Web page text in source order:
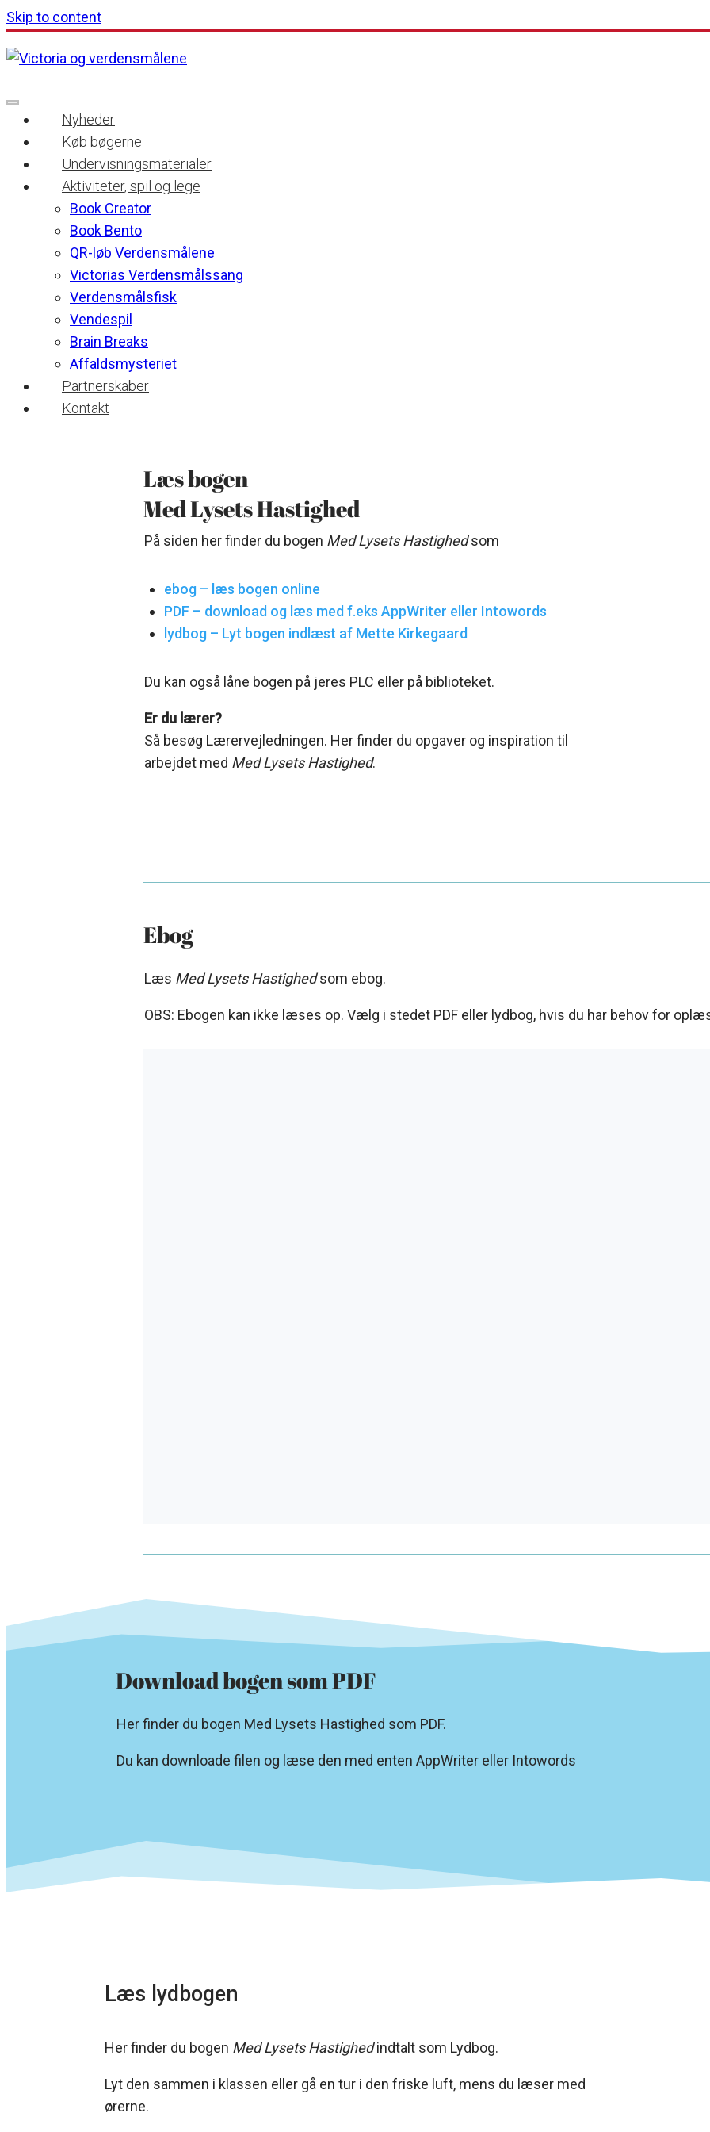
Skip to content
Nyheder
Køb bøgerne
Undervisningsmaterialer
Aktiviteter, spil og lege
Book Creator
Book Bento
QR-løb Verdensmålene
Victorias Verdensmålssang
Verdensmålsfisk
Vendespil
Brain Breaks
Affaldsmysteriet
Partnerskaber
Kontakt
Læs bogen
Med Lysets Hastighed
På siden her finder du bogen Med Lysets Hastighedsom
ebog – læs bogen online
PDF – download og læs med f.eks AppWriter eller Intowords
lydbog – Lyt bogen indlæst af Mette Kirkegaard
Du kan også låne bogen på jeres PLC eller på biblioteket.
Er du lærer?
Så besøg Lærervejledningen. Her finder du opgaver og inspiration til
arbejdet med Med Lysets Hastighed.
Ebog
Læs Med Lysets Hastighedsom ebog.
OBS: Ebogen kan ikke læses op. Vælg i stedet PDF eller lydbog, hvis du har behov for
Download bogen som PDF
Her finder du bogen Med Lysets Hastighed som PDF.
Du kan downloade filen og læse den med enten AppWriter eller Intowords
Læs lydbogen
Her finder du bogen Med Lysets Hastighedindtalt som Lydbog.
Lyt den sammen i klassen eller gå en tur i den friske luft, mens du læser med
ørerne.